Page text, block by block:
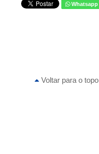
Whatsapp
Voltar para o topo